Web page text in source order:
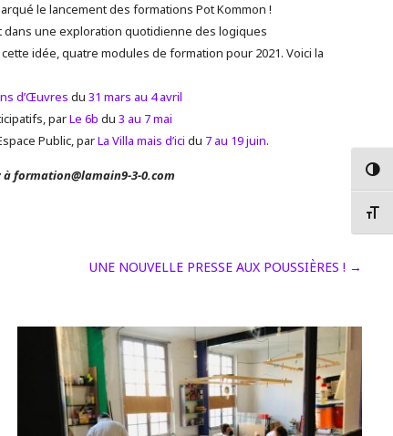
le lancement des formations Pot Kommon !
dans une exploration quotidienne des logiques
idée, quatre modules de formation pour 2021. Voici la
d’Œuvres du31 mars au 4 avril
parLe 6b du 3 au 7 mai
Public, parLa Villa mais d’ici du 7 au 19 juin.
formation@lamain9-3-0.com
UNE NOUVELLE PRESSE AUX POUSSIÈRES ! →